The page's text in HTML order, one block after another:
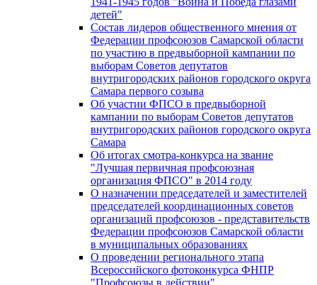
детей"
Состав лидеров общественного мнения от
Федерации профсоюзов Самарской области
по участию в предвыборной кампании по
выборам Советов депутатов
внутригородских районов городского округа
Самара первого созыва
Об участии ФПСО в предвыборной
кампании по выборам Советов депутатов
внутригородских районов городского округа
Самара
Об итогах смотра-конкурса на звание
"Лучшая первичная профсоюзная
организация ФПСО" в 2014 году
О назначении председателей и заместителей
председателей координационных советов
организаций профсоюзов - представительств
Федерации профсоюзов Самарской области
в муниципальных образованиях
О проведении регионального этапа
Всероссийского фотоконкурса ФНПР
"Профсоюзы в действии"